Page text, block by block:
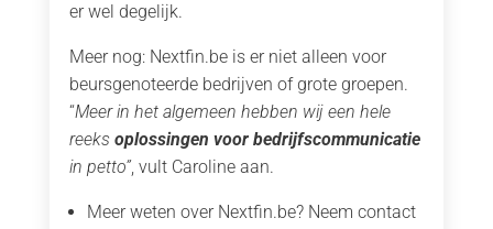
er wel degelijk.
Meer nog: Nextfin.be is er niet alleen voor
beursgenoteerde bedrijven of grote groepen.
“Meer in het algemeen hebben wij een hele
reeks oplossingen voor bedrijfscommunicatie
in petto”, vult Caroline aan.
Meer weten over Nextfin.be? Neem contact